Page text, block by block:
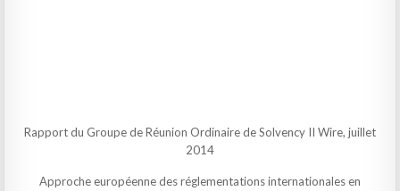
Rapport du Groupe de Réunion Ordinaire de Solvency II Wire, juillet
2014
Approche européenne des réglementations internationales en